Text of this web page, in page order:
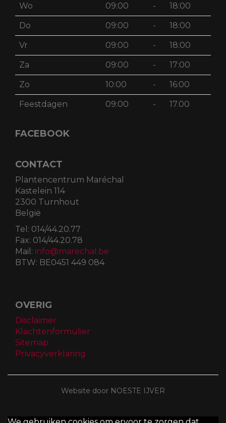
Wo 09:00 - 18:00
Do 09:00 - 18:00
Vr 09:00 - 18:00
Za 09:00 - 17:00
Zo 10:00 - 16:00
Feestdagen 09:00 - 17.00
FACEBOOK
CONTACT
Plantencentrum Maréchal
Kastelein 114
2300 Turnhout
België
Tel: 014/44.20.77
Fax: 014/44.20.78
Mail: info@marechal.be
BTW: BE0451 449 084
OVERIG
Disclaimer
Klachtenformulier
Sitemap
Privacyverklaring
Website door NOESTE IJVER